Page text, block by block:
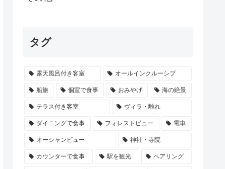
タグ
露天風呂付き客室 オールインクルーシブ
船旅 個室で食事 おみやげ 海の絶景
テラス付き客室 ヴィラ・離れ
ダイニングで食事 フォレストビュー 電車
オーシャンビュー 神社・寺院
カウンターで食事 駅を観光 ペアリング